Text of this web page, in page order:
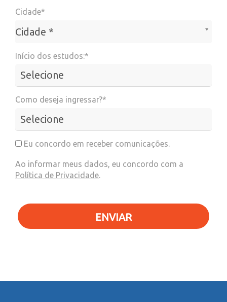
Cidade*
Cidade *
Cidade*
Início dos estudos:*
Como deseja ingressar?*
Eu concordo em receber comunicações.
Ao informar meus dados, eu concordo com a
Política de Privacidade.
ENVIAR